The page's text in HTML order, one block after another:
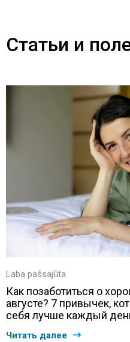
Статьи и
Laba pašsajūta
Как позаботиться о
августе? 7 привычек,
себя лучше каждый
Читать далее